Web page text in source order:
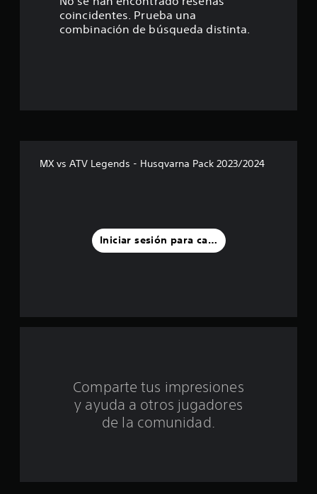
l
s
o
coincidentes. Prueba una
combinación de búsqueda distinta.
MX vs ATV Legends - Husqvarna Pack 2023/2024
Iniciar sesión para calificar
Comparte tus impresiones
y ayuda a otros jugadores
de la comunidad.